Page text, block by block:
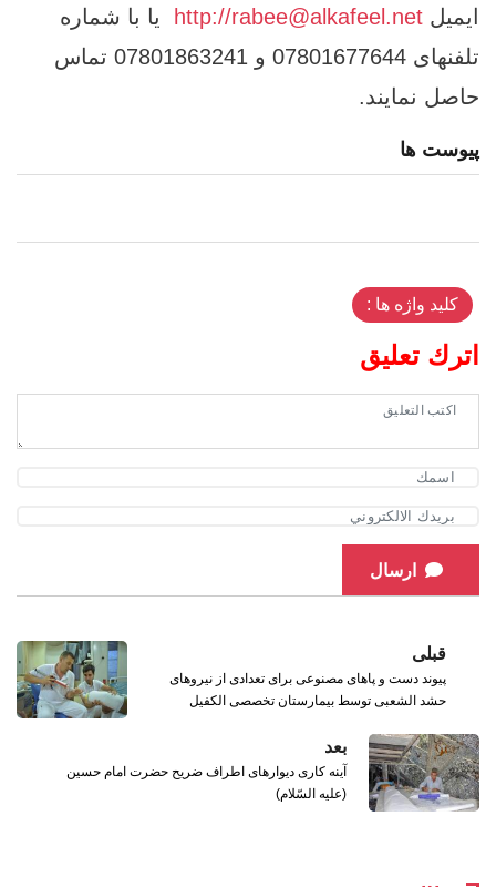
ایمیل http://rabee@alkafeel.net یا با شماره
تلفنهای 07801677644 و 07801863241 تماس
حاصل نمایند.
پیوست ها
کلید واژه ها :
اترك تعليق
ارسال
قبلی
پیوند دست و پاهای مصنوعی برای تعدادی از نیروهای
حشد الشعبی توسط بیمارستان تخصصی الکفیل
بعد
آینه کاری دیوارهای اطراف ضریح حضرت امام حسین
(علیه السّلام)